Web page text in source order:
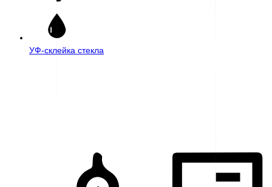
УФ-склейка стекла